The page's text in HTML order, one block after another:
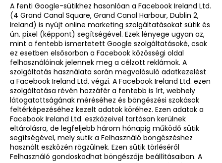
A fenti Google-sütikhez hasonlóan a Facebook Ireland Ltd.
(4 Grand Canal Square, Grand Canal Harbour, Dublin 2,
Ireland) is nyújt online marketing szolgáltatásokat sütik és
ún. pixel (képpont) segítségével. Ezek lényege ugyan az,
mint a fentebb ismertetett Google szolgáltatásoké, csak
ez esetben elsősorban a Facebook közösségi oldal
felhasználóinak jelennek meg a célzott reklámok. A
szolgáltatás használata során megvalósuló adatkezelést
a Facebook Ireland Ltd. végzi. A Facebook Ireland Ltd. ezen
szolgáltatása révén hozzáfér a fentebb is írt, webhely
látogatottságának méréséhez és böngészési szokások
feltérképezéséhez kezelt adatok köréhez. Ezen adatok a
Facebook Ireland Ltd. eszközeivel tartósan kerülnek
eltárolásra, de legfeljebb három hónapig működő sütik
segítségével, mely sütik a Felhasználó böngészéshez
használt eszközén rögzülnek. Ezen sütik törléséről
Felhasználó gondoskodhat böngészője beállításaiban. A